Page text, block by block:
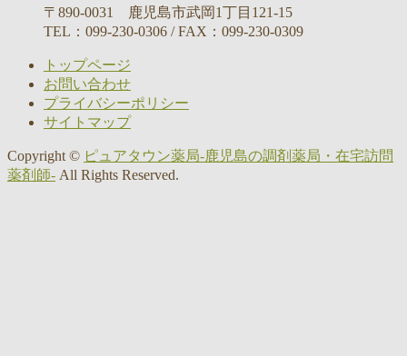
〒890-0031 鹿児島市武岡1丁目121-15
TEL：099-230-0306 / FAX：099-230-0309
トップページ
お問い合わせ
プライバシーポリシー
サイトマップ
Copyright © ピュアタウン薬局-鹿児島の調剤薬局・在宅訪問
薬剤師- All Rights Reserved.